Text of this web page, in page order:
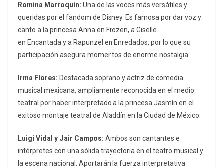
Romina Marroquín: Una de las voces más versátiles y
queridas por el fandom de Disney. Es famosa por dar voz y
canto a la princesa Anna en Frozen, a Giselle
en Encantada y a Rapunzel en Enredados, por lo que su
participación asegura momentos de enorme nostalgia.
Irma Flores: Destacada soprano y actriz de comedia
musical mexicana, ampliamente reconocida en el medio
teatral por haber interpretado a la princesa Jasmín en el
exitoso montaje teatral de Aladdín en la Ciudad de México.
Luigi Vidal y Jair Campos: Ambos son cantantes e
intérpretes con una sólida trayectoria en el teatro musical y
la escena nacional. Aportarán la fuerza interpretativa